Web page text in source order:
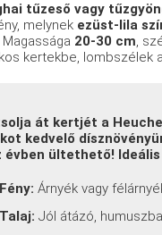
tűzeső vagy
melynek ezüst-lila
20-30 cm,
kertekbe, lombszélek
át kertjét a
kedvelő
évben ültethető!
Fény: Árnyék vagy
Talaj: Jól átázó,